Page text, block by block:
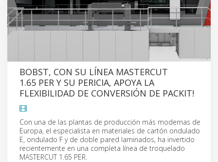
BOBST, CON SU LÍNEA MASTERCUT
1.65 PER Y SU PERICIA, APOYA LA
FLEXIBILIDAD DE CONVERSIÓN DE PACKIT!
Con una de las plantas de producción más modernas de
Europa, el especialista en materiales de cartón ondulado
E, ondulado F y de doble pared laminados, ha invertido
recientemente en una completa línea de troquelado
MASTERCUT 1.65 PER.